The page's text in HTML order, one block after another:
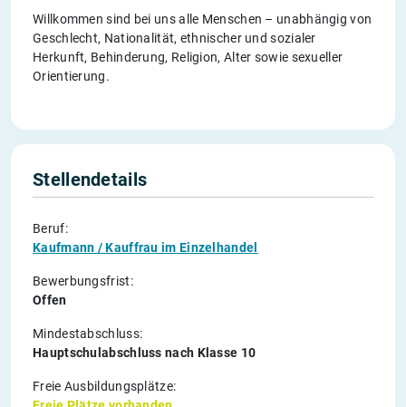
Willkommen sind bei uns alle Menschen – unabhängig von
Geschlecht, Nationalität, ethnischer und sozialer
Herkunft, Behinderung, Religion, Alter sowie sexueller
Orientierung.
Stellendetails
Beruf:
Kaufmann / Kauffrau im Einzelhandel
Bewerbungsfrist:
Offen
Mindestabschluss:
Hauptschulabschluss nach Klasse 10
Freie Ausbildungsplätze: